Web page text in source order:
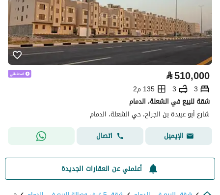
⃁510,000
3
3
135 م2
شقة للبيع في الشعلة، الدمام
شارع أبو عبيدة بن الجراح، حي الشعلة، الدمام
الإيميل
اتصال
أعلمني عن العقارات الجديدة